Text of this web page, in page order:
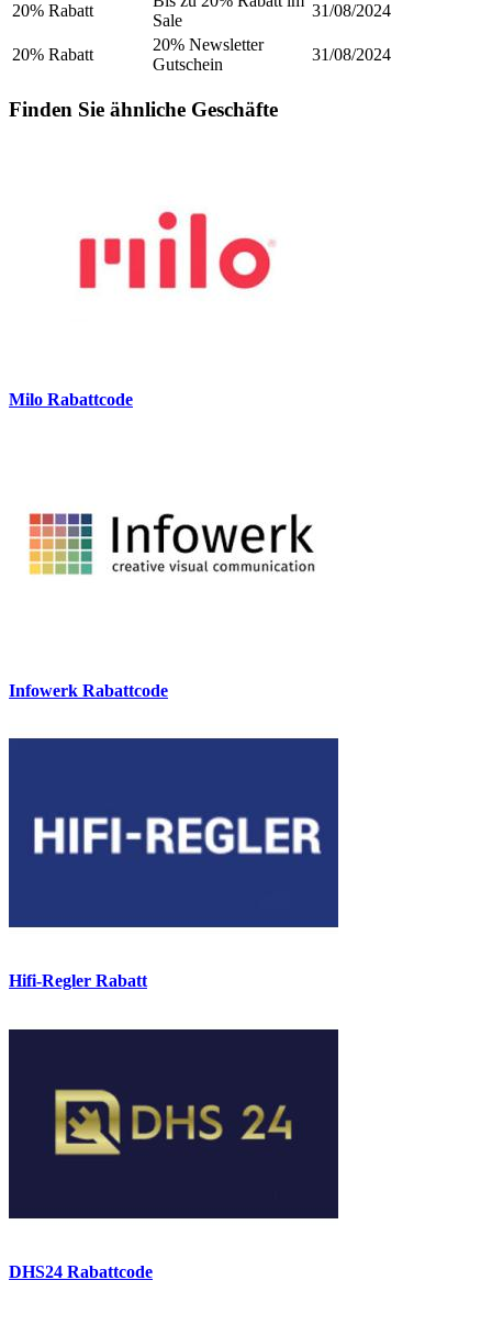
20% Rabatt
Sale
31/08/2024
20% Rabatt
20% Newsletter
Gutschein
31/08/2024
Finden Sie ähnliche Geschäfte
Milo Rabattcode
Infowerk Rabattcode
Hifi-Regler Rabatt
DHS24 Rabattcode